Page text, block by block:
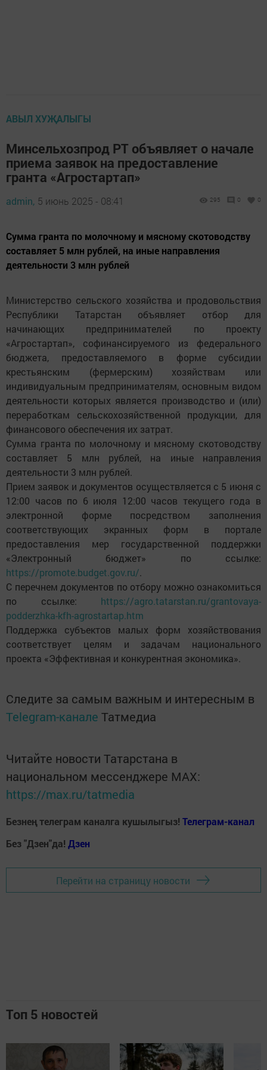
АВЫЛ ХУҖАЛЫГЫ
Минсельхозпрод РТ объявляет о начале
приема заявок на предоставление
гранта «Агростартап»
admin, 5 июнь 2025 - 08:41 295 0 0
Сумма гранта по молочному и мясному скотоводству
составляет 5 млн рублей, на иные направления
деятельности 3 млн рублей
Министерство сельского хозяйства и продовольствия
Республики Татарстан объявляет отбор для
начинающих предпринимателей по проекту
«Агростартап», софинансируемого из федерального
бюджета, предоставляемого в форме субсидии
крестьянским (фермерским) хозяйствам или
индивидуальным предпринимателям, основным видом
деятельности которых является производство и (или)
переработкам сельскохозяйственной продукции, для
финансового обеспечения их затрат.
Сумма гранта по молочному и мясному скотоводству
составляет 5 млн рублей, на иные направления
деятельности 3 млн рублей.
Прием заявок и документов осуществляется с 5 июня с
12:00 часов по 6 июля 12:00 часов текущего года в
электронной форме посредством заполнения
соответствующих экранных форм в портале
предоставления мер государственной поддержки
«Электронный бюджет» по ссылке:
https://promote.budget.gov.ru/.
С перечнем документов по отбору можно ознакомиться
по ссылке: https://agro.tatarstan.ru/grantovaya-
podderzhka-kfh-agrostartap.htm
Поддержка субъектов малых форм хозяйствования
соответствует целям и задачам национального
проекта «Эффективная и конкурентная экономика».
Следите за самым важным и интересным в
Telegram-канале Татмедиа
Читайте новости Татарстана в
национальном мессенджере MАХ:
https://max.ru/tatmedia
Безнең телеграм каналга кушылыгыз! Телеграм-канал
Без "Дзен"да! Дзен
Перейти на страницу новости
Топ 5 новостей